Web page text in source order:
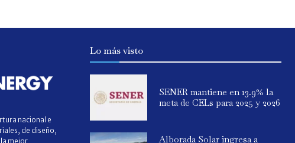
nacional e
de diseño,
mejor
Lo más visto
SENER mantiene en 13.9% la
meta de CELs para 2025 y 2026
Alborada Solar ingresa a